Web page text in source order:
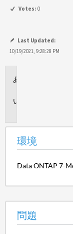
Votes: 0
Last Updated:
10/19/2021, 9:28:28 PM
環境
Data ONTAP 7-
問題